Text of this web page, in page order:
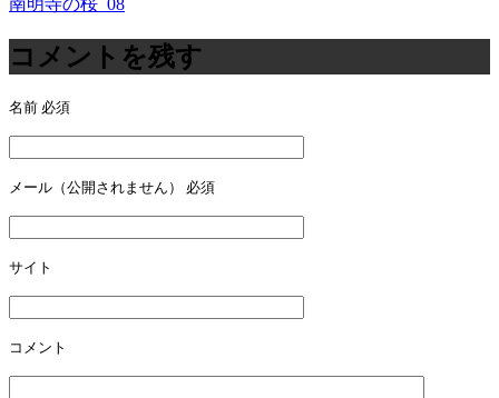
投
稿
ナ
ビ
ゲ
ー
シ
ョ
ン
コメントを残す
名前 必須
メール（公開されません） 必須
サイト
コメント